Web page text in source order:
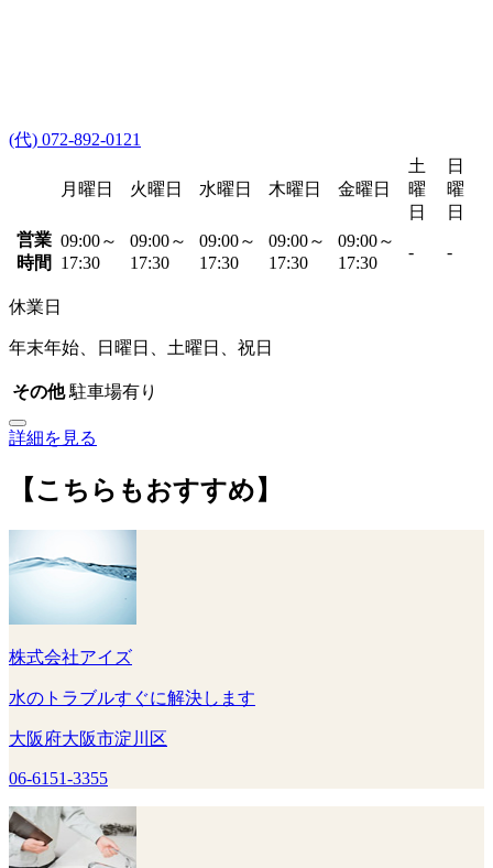
(代) 072-892-0121
月曜日 火曜日 水曜日 木曜日 金曜日
土
曜
日
日
曜
日
営業
時間
09:00～
17:30
09:00～
17:30
09:00～
17:30
09:00～
17:30
09:00～
17:30
- -
休業日
年末年始、日曜日、土曜日、祝日
その他 駐車場有り
詳細を見る
【こちらもおすすめ】
株式会社アイズ
水のトラブルすぐに解決します
大阪府大阪市淀川区
06-6151-3355